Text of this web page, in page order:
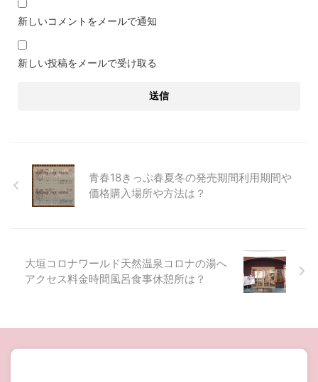
新しいコメントをメールで通知
新しい投稿をメールで受け取る
青春18きっぷ春夏冬の発売期間利用期間や
価格購入場所や方法は？
大垣コロナワールド天然温泉コロナの湯へ
アクセス料金時間風呂食事休憩所は？